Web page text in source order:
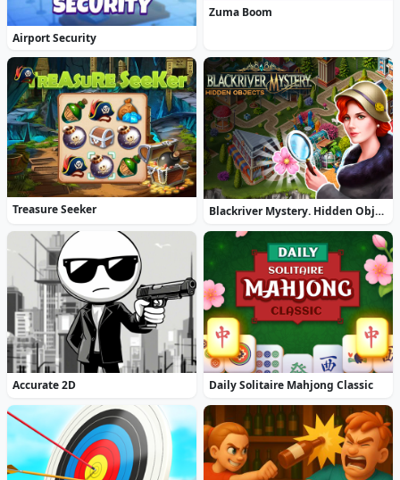
Airport Security
Zuma Boom
Treasure Seeker Blackriver Mystery. Hidden Objects
Accurate 2D Daily Solitaire Mahjong Classic